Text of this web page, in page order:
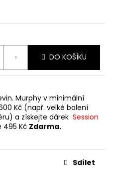
DO KOŠÍKU
Murphy v minimální
Kč (např. velké balení
a získejte dárek Session
495 Kč Zdarma.
Sdílet